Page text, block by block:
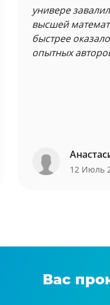
универе
высшей
быстрее
опытных
12 Июль
Вас